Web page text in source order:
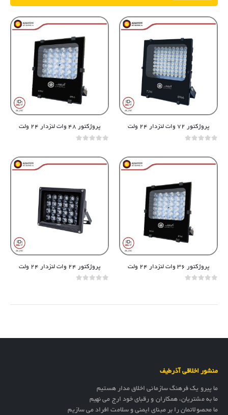
پروژکتور ۷۲ وات لنزدار ۲۴ ولت پروژکتور ۴۸ وات لنزدار ۲۴ ولت
پروژکتور ۳۶ وات لنزدار ۲۴ ولت پروژکتور ۲۴ وات لنزدار ۲۴ ولت
منشور اخلاقی آذرطیف
ما پیرو یک فرهنگ سازمانی اخلاق مدار هستیم
ما به مشتریان، همکاران و رقبای خود ارج می نهیم
ما محصولاتمان را بر مبنای ایمنی و سلامت افراد می سازیم